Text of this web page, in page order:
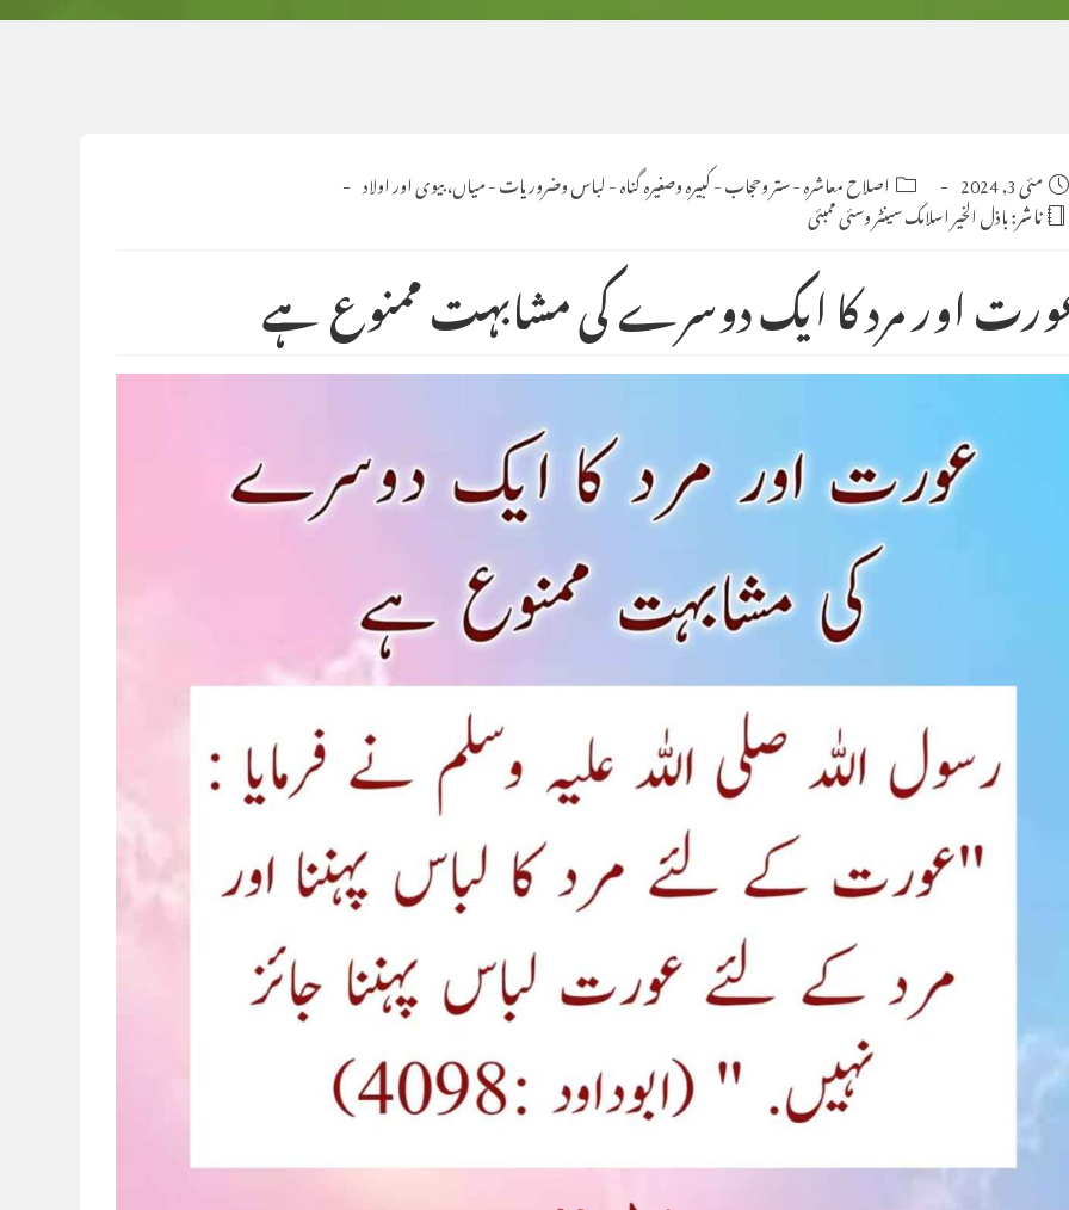
Post
published:
مئی 3, 2024 Post
category:
اصلاح معاشرہ-ستر وحجاب-کبیرہ وصغیرہ گناہ-لباس وضروریات-میاں، بیوی اور اولاد
ناشر:باذل الخیر اسلامک سینٹر وسئی ممبئی
اور مرد کا ایک دوسرے کی مشابہت ممنوع ہے